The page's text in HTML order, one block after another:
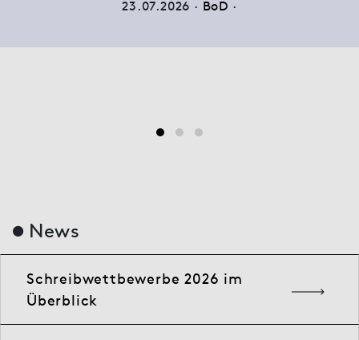
23.07.2026 · BoD ·
News
Schreibwettbewerbe 2026 im
Überblick